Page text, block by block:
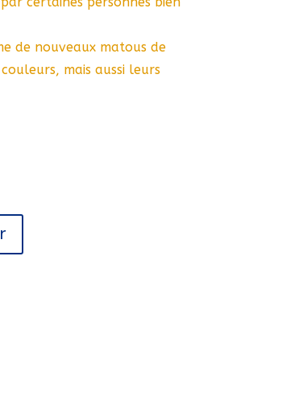
de nouveaux matous de
mais aussi leurs